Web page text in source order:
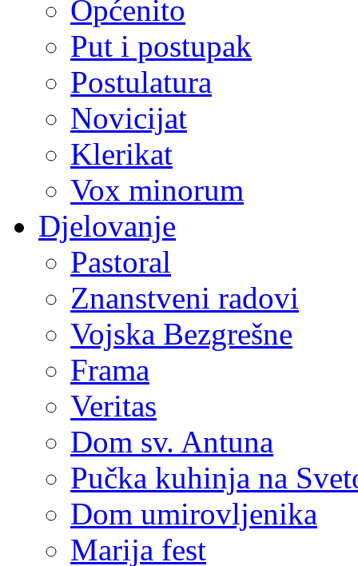
Općenito
Put i postupak
Postulatura
Novicijat
Klerikat
Vox minorum
Djelovanje
Pastoral
Znanstveni radovi
Vojska Bezgrešne
Frama
Veritas
Dom sv. Antuna
Pučka kuhinja na
Dom umirovljenika
Marija fest